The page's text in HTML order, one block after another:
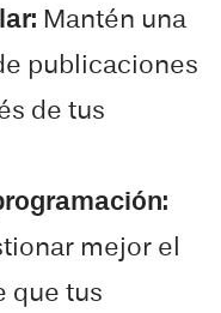
Mantén una
publicaciones
de tus
mejor el
que tus